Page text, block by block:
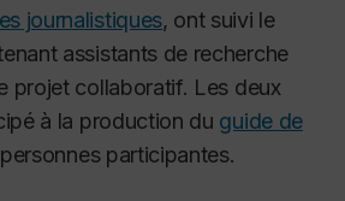
journalistiques, ont suivi le
assistants de recherche
projet collaboratif. Les deux
à la production du guide de
participantes.